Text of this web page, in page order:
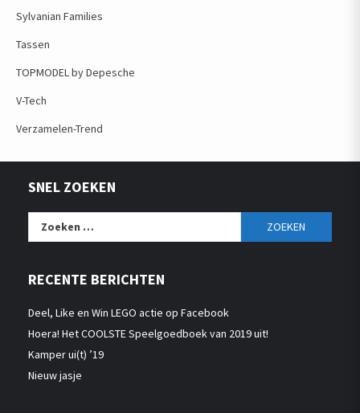
Sylvanian Families
Tassen
TOPMODEL by Depesche
V-Tech
Verzamelen-Trend
SNEL ZOEKEN
Zoeken
RECENTE BERICHTEN
Deel, Like en Win LEGO actie op Facebook
Hoera! Het COOLSTE Speelgoedboek van 2019 uit!
Kamper ui(t) ’19
Nieuw jasje